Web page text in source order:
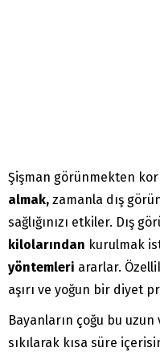
Şişman görünmekten
almak, zamanla dış
sağlığınızı etkiler. Dış
kilolarından kurulmak
yöntemleri ararlar.
aşırı ve yoğun bir diyet
Bayanların çoğu bu
sıkılarak kısa süre